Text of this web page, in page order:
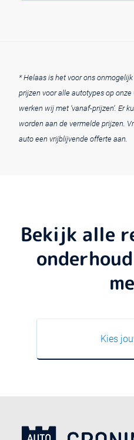
* Helaas is het voor ons
prijzen voor alle autotypes op
werken wij met ‘vanaf-prijzen’. Er
worden aan de vermelde prijzen.
auto een vrijblijvende offerte aan.
Bekijk alle
Kies